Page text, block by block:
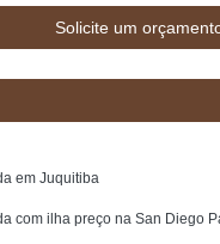
Solicite um
em Juquitiba
com ilha preço na San Diego